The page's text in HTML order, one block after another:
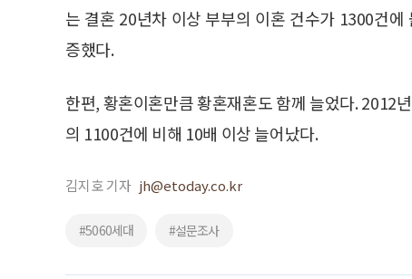
는 결혼 20년차 이상 부부의 이혼 건수가 1300건
증했다.
한편, 황혼이혼만큼 황혼재혼도 함께 늘었다. 2012
의 1100건에 비해 10배 이상 늘어났다.
김지호 기자 jh@etoday.co.kr
#5060세대 #설문조사